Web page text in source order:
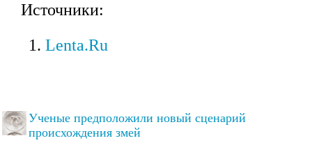
Источники:
Lenta.Ru
Ученые предположили новый сценарий
происхождения змей